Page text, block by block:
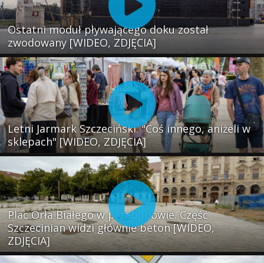
Ostatni moduł pływającego doku został
zwodowany [WIDEO, ZDJĘCIA]
Letni Jarmark Szczeciński. "Coś innego, aniżeli w
sklepach" [WIDEO, ZDJĘCIA]
Plac Orła Białego w przebudowie. Część
Szczecinian widzi głównie beton [WIDEO,
ZDJĘCIA]